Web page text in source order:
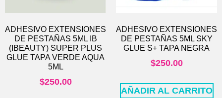
ADHESIVO EXTENSIONES
DE PESTAÑAS 5ML IB
(IBEAUTY) SUPER PLUS
GLUE TAPA VERDE AQUA
5ML
$250.00
ADHESIVO EXTENSIONES
DE PESTAÑAS 5ML SKY
GLUE S+ TAPA NEGRA
$250.00
AÑADIR AL CARRITO